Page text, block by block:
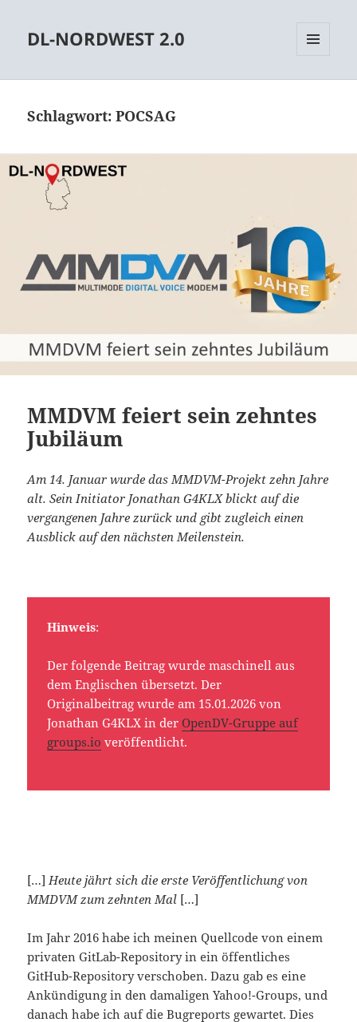
DL-NORDWEST 2.0
Schlagwort:POCSAG
MMDVM feiert sein zehntes
Jubiläum
Am 14. Januar wurde das MMDVM-Projekt zehn Jahre
alt. Sein Initiator Jonathan G4KLX blickt auf die
vergangenen Jahre zurück und gibt zugleich einen
Ausblick auf den nächsten Meilenstein.
Hinweis:
Der folgende Beitrag wurde maschinell aus
dem Englischen übersetzt. Der
Originalbeitrag wurde am 15.01.2026 von
Jonathan G4KLX in derOpenDV-Gruppe auf
groups.io veröffentlicht.
[…] Heute jährt sich die erste Veröffentlichung von
MMDVM zum zehnten Mal […]
Im Jahr 2016 habe ich meinen Quellcode von einem
privaten GitLab-Repository in ein öffentliches
GitHub-Repository verschoben. Dazu gab es eine
Ankündigung in den damaligen Yahoo!-Groups, und
danach habe ich auf die Bugreports gewartet. Dies